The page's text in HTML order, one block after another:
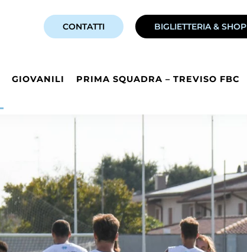
CONTATTI BIGLIETTERIA & SHOP
GIOVANILI PRIMA SQUADRA – TREVISO FBC